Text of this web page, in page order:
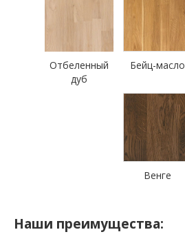
Отбеленный
дуб
Бейц-масло
Венге
Наши преимущества: